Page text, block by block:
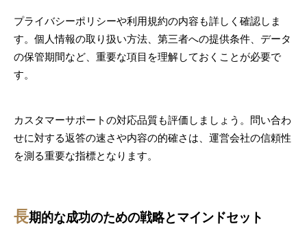
プライバシーポリシーや利用規約の内容も詳しく確認しま
す。個人情報の取り扱い方法、第三者への提供条件、データ
の保管期間など、重要な項目を理解しておくことが必要で
す。
カスタマーサポートの対応品質も評価しましょう。問い合わ
せに対する返答の速さや内容の的確さは、運営会社の信頼性
を測る重要な指標となります。
長期的な成功のための戦略とマインドセット